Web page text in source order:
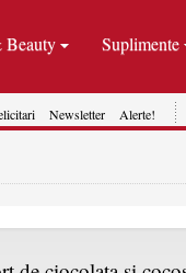
Beauty Suplimente
Newsletter Alerte!